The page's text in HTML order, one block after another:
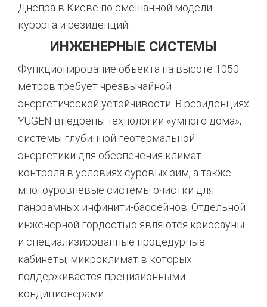
Днепра в Киеве по смешанной модели
курорта и резиденций
ИНЖЕНЕРНЫЕ СИСТЕМЫ
Функционирование объекта на высоте 1050
метров требует чрезвычайной
энергетической устойчивости. В резиденциях
YUGEN внедрены технологии «умного дома»,
системы глубинной геотермальной
энергетики для обеспечения климат-
контроля в условиях суровых зим, а также
многоуровневые системы очистки для
панорамных инфинити-бассейнов . Отдельной
инженерной гордостью являются криосауны
и специализированные процедурные
кабинеты, микроклимат в которых
поддерживается прецизионными
кондиционерами